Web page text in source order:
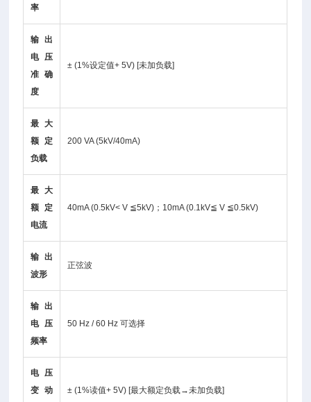
率
输出
电压
准确
度
± (1%设定值+ 5V) [未加负载]
最大
额定
负载
200 VA (5kV/40mA)
最大
额定
电流
40mA (0.5kV< V ≦5kV)；10mA (0.1kV≦ V ≦0.5kV)
输出
波形
正弦波
输出
电压
频率
50 Hz / 60 Hz 可选择
电压
变动
± (1%读值+ 5V) [最大额定负载→未加负载]